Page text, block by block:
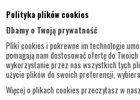
Polityka plików cookies
Dbamy o Twoją prywatność
Pliki cookies i pokrewne im technologie
pomagają nam dostosować ofertę do
wykorzystanie przez nas wszystkich tych
użycie plików do swoich preferencji,
Więcej o plikach cookies przeczytasz w
INFORMACJE KONTAKTOWE